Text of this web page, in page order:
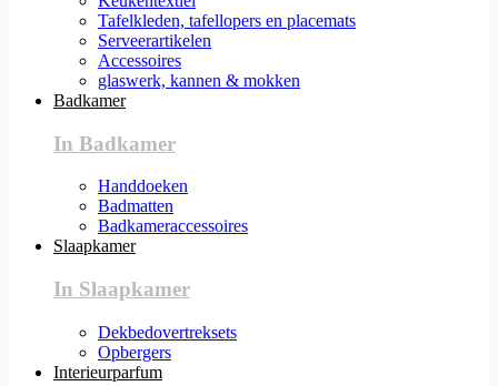
Tafelkleden, tafellopers en placemats
Serveerartikelen
Accessoires
glaswerk, kannen & mokken
Badkamer
In Badkamer
Handdoeken
Badmatten
Badkameraccessoires
Slaapkamer
In Slaapkamer
Dekbedovertreksets
Opbergers
Interieurparfum